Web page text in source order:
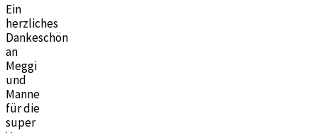
Ein
herzliches
Dankeschön
an
Meggi
und
Manne
für die
super